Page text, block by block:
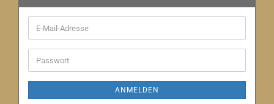
E-
Mail-
Adresse
Passwort
ANMELDEN